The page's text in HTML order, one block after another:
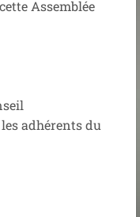
Assemblée
adhérents du